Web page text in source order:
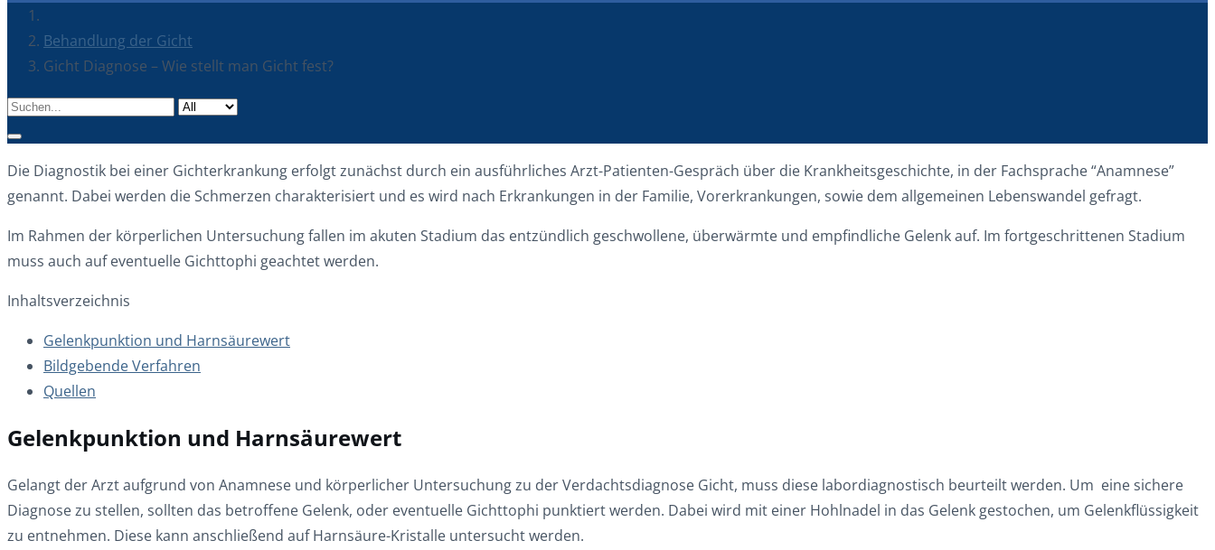
Behandlung der Gicht
Gicht Diagnose – Wie stellt man Gicht fest?
Die Diagnostik bei einer Gichterkrankung erfolgt zunächst durch ein ausführliches Arzt-Patienten-Gespräch über die Krankheitsgeschichte, in der Fachsprache “Anamnese”
genannt. Dabei werden die Schmerzen charakterisiert und es wird nach Erkrankungen in der Familie, Vorerkrankungen, sowie dem allgemeinen Lebenswandel gefragt.
Im Rahmen der körperlichen Untersuchung fallen im akuten Stadium das entzündlich geschwollene, überwärmte und empfindliche Gelenk auf. Im fortgeschrittenen Stadium
muss auch auf eventuelle Gichttophi geachtet werden.
Inhaltsverzeichnis
Gelenkpunktion und Harnsäurewert
Bildgebende Verfahren
Quellen
Gelenkpunktion und Harnsäurewert
Gelangt der Arzt aufgrund von Anamnese und körperlicher Untersuchung zu der Verdachtsdiagnose Gicht, muss diese labordiagnostisch beurteilt werden. Um eine sichere
Diagnose zu stellen, sollten das betroffene Gelenk, oder eventuelle Gichttophi punktiert werden. Dabei wird mit einer Hohlnadel in das Gelenk gestochen, um Gelenkflüssigkeit
zu entnehmen. Diese kann anschließend auf Harnsäure-Kristalle untersucht werden.